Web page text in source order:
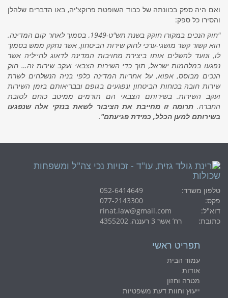
ואם היה ספק בכוונתה של כבוד השופטת פרוקצ'יה, באו הדברים שלהלן
והסירו כל ספק:
"חוק הנכים במקורו חוקק בשנת תש"ט-1949, בסמוך לאחר קום המדינה.
הוא קשור קשר מושגי-ערכי לחוק שירות הביטחון, אשר נחקק ממש בסמוך
לו, ונועד להשלים אותו ביצירת מחויבות המדינה לדאוג לחייליה אשר
נפגעו במלחמות ישראל, תוך כדי השירות הצבאי ועקב שירות זה… חוק
הנכים מבוסס, אפוא, על אחריות המדינה כלפי בניה הנשלחים לשרת
שירות חובה בכוחות הביטחון ונפגעים בגופם ובבריאותם בזמן השירות
ועקב השירות. בשירותם הצבאי הם תורמים ממיטב כוחם לטובת
החברה.תרומה זו מחייבת את הציבור לשאת בנזקי אלה שנפגעו
בשירותם למען הכלל, כמידת פגיעתם".
טלפון משרד:
052-6414649
פקס:
077-2143300
דוא"ל:
rinat.law@gmail.com
כתובת:
רח’ אשר 3 רעננה, 4355202
תפריט ראשי
עמוד הבית
אודות
מטרה וחזון
ייעוץ וחוות דעת משפטיות